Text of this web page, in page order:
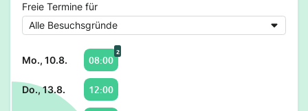
Freie Termine für
Mo., 10.8. 08:00
2
Do., 13.8. 12:00